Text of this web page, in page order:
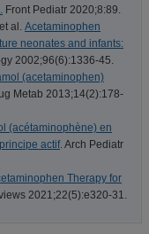
Front Pediatr 2020;8:89.
al. Acetaminophen
neonates and infants:
2002;96(6):1336-45.
(acetaminophen)
Metab 2013;14(2):178-
(acétaminophène) en
actif. Arch Pediatr
Therapy for
2021;22(5):e320-31.